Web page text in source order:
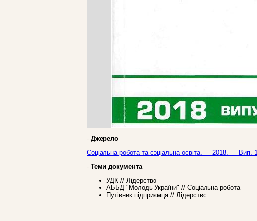
- Джерело
Соціальна робота та соціальна освіта. — 2018. — Вип. 1.
- Теми документа
УДК // Лідерство
АББД "Молодь України" // Соціальна робота
Путівник підприємця // Лідерство